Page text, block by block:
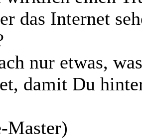
das Internet
nur etwas,
damit Du
Master)